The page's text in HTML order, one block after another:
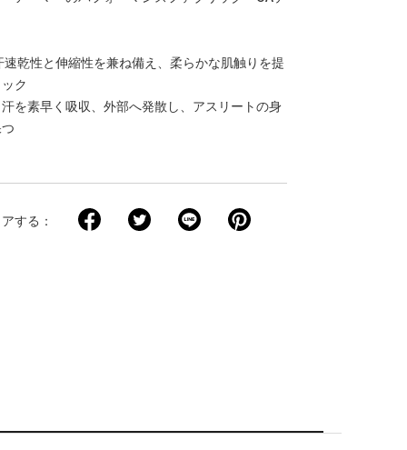
乾性と伸縮性を兼ね備え、柔らかな肌触りを提
ク
を素早く吸収、外部へ発散し、アスリートの身
する